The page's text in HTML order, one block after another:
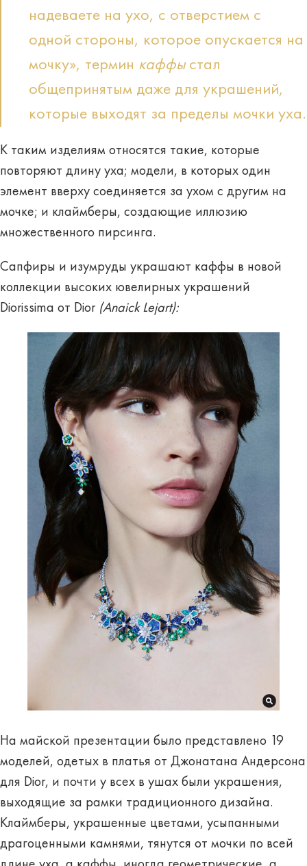
надеваете на ухо, с отверстием с
одной стороны, которое опускается на
мочку», термин каффыстал
общепринятым даже для украшений,
которые выходят за пределы мочки уха.
К таким изделиям относятся такие, которые
повторяют длину уха; модели, в которых один
элемент вверху соединяется за ухом с другим на
мочке; и клаймберы, создающие иллюзию
множественного пирсинга.
Сапфиры и изумруды украшают каффы в новой
коллекции высоких ювелирных украшений
Diorissima от Dior (Anaick Lejart):
На майской презентации было представлено 19
моделей, одетых в платья от Джонатана Андерсона
для Dior, и почти у всех в ушах были украшения,
выходящие за рамки традиционного дизайна.
Клаймберы, украшенные цветами, усыпанными
драгоценными камнями, тянутся от мочки по всей